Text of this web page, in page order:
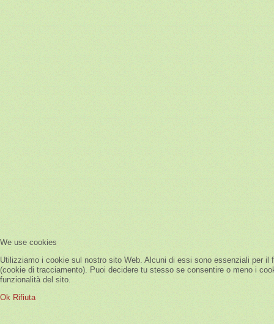
We use cookies
Utilizziamo i cookie sul nostro sito Web. Alcuni di essi sono essenziali per
(cookie di tracciamento). Puoi decidere tu stesso se consentire o meno i
funzionalità del sito.
Ok Rifiuta